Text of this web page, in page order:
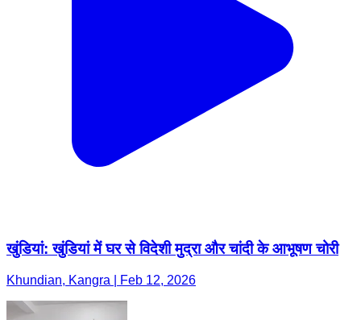
खुंडियां: खुंडियां में घर से विदेशी मुद्रा और चांदी के आभूषण चोरी
Khundian, Kangra | Feb 12, 2026